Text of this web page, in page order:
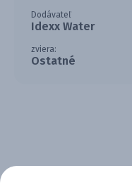
Dodávateľ
Idexx Water
zviera:
Ostatné